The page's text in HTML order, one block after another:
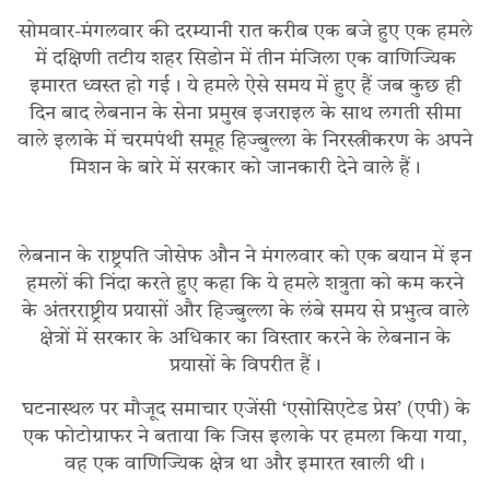
सोमवार-मंगलवार की दरम्यानी रात करीब एक बजे हुए एक हमले
में दक्षिणी तटीय शहर सिडोन में तीन मंजिला एक वाणिज्यिक
इमारत ध्वस्त हो गई। ये हमले ऐसे समय में हुए हैं जब कुछ ही
दिन बाद लेबनान के सेना प्रमुख इजराइल के साथ लगती सीमा
वाले इलाके में चरमपंथी समूह हिज्बुल्ला के निरस्त्रीकरण के अपने
मिशन के बारे में सरकार को जानकारी देने वाले हैं।
लेबनान के राष्ट्रपति जोसेफ औन ने मंगलवार को एक बयान में इन
हमलों की निंदा करते हुए कहा कि ये हमले शत्रुता को कम करने
के अंतरराष्ट्रीय प्रयासों और हिज्बुल्ला के लंबे समय से प्रभुत्व वाले
क्षेत्रों में सरकार के अधिकार का विस्तार करने के लेबनान के
प्रयासों के विपरीत हैं।
घटनास्थल पर मौजूद समाचार एजेंसी ‘एसोसिएटेड प्रेस’ (एपी) के
एक फोटोग्राफर ने बताया कि जिस इलाके पर हमला किया गया,
वह एक वाणिज्यिक क्षेत्र था और इमारत खाली थी।